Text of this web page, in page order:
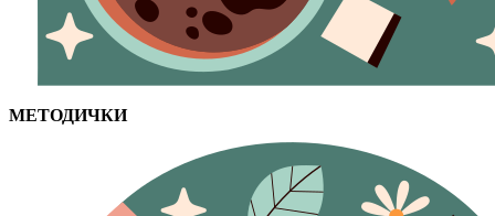
МЕТОДИЧКИ